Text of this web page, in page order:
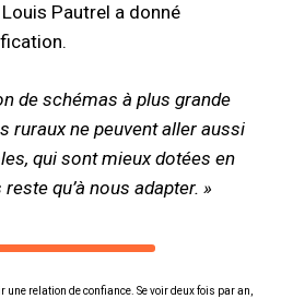
Pautrel a donné
de schémas à plus grande
ruraux ne peuvent aller aussi
qui sont mieux dotées en
qu’à nous adapter. »
relation de confiance. Se voir deux fois par an,